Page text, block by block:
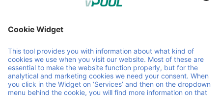
Member of Faber Group
Link e documenti utili